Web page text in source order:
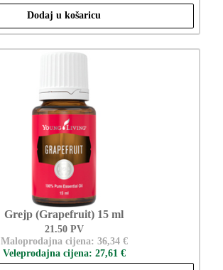
Dodaj u košaricu
Grejp (Grapefruit) 15 ml
21.50 PV
Maloprodajna cijena: 36,34 €
Veleprodajna cijena: 27,61 €